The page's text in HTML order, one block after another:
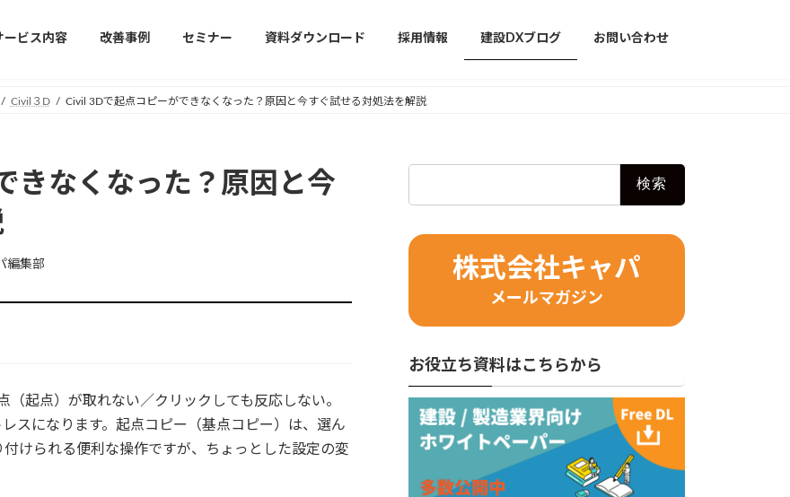
ービス内容 改善事例 セミナー 資料ダウンロード 採用情報 建設DXブログ お問い合わせ
Civil３D Civil 3Dで起点コピーができなくなった？原因と今すぐ試せる対処法を解説
きなくなった？原因と今
編集部
起点）が取れない／クリックしても反応しない。
スになります。起点コピー（基点コピー）は、選ん
けられる便利な操作ですが、ちょっとした設定の変
株式会社キャパ
メールマガジン
お役立ち資料はこちらから